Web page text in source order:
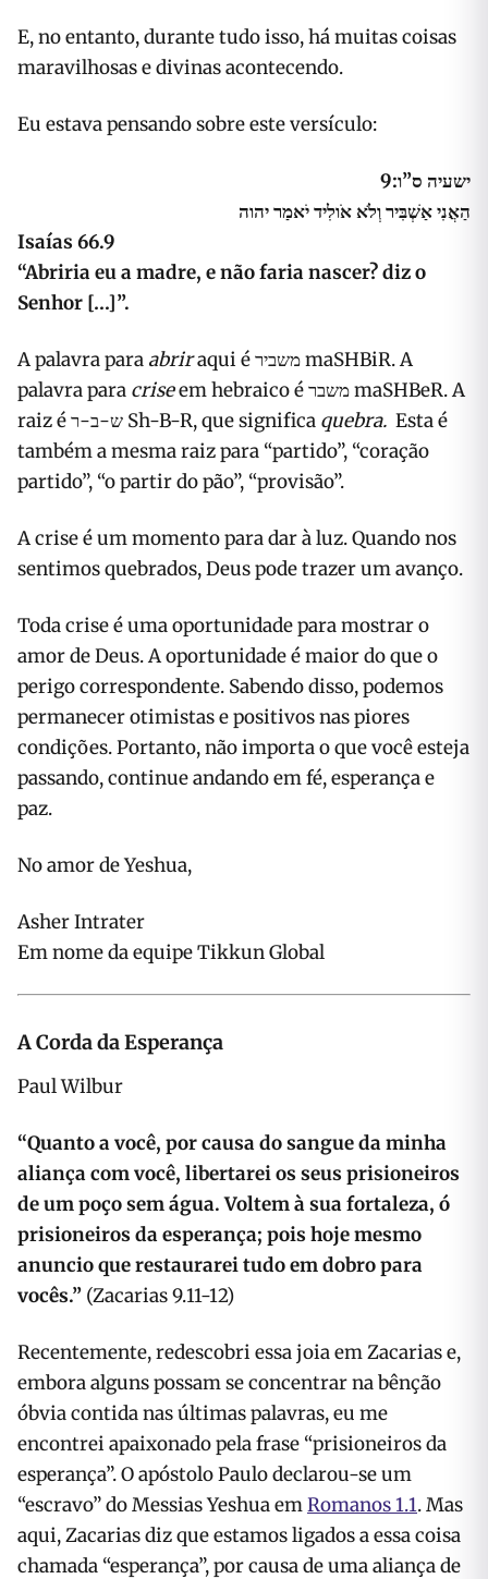
E, no entanto, durante tudo isso, há muitas coisas
maravilhosas e divinas acontecendo.
Eu estava pensando sobre este versículo:
ישעיה ס”ו:9
הַאֲנִי אַשְׁבִּיר וְלֹא אֹולִיד יֹאמַר יהוה
Isaías 66.9
“Abriria eu a madre, e não faria nascer? diz o
Senhor […]”.
A palavra para abriraqui éמשבירmaSHBiR. A
palavra para criseem hebraico éמשברmaSHBeR. A
raiz éש-ב-ר Sh-B-R, que significa quebra. Esta é
também a mesma raiz para “partido”, “coração
partido”, “o partir do pão”, “provisão”.
A crise é um momento para dar à luz. Quando nos
sentimos quebrados, Deus pode trazer um avanço.
Toda crise é uma oportunidade para mostrar o
amor de Deus. A oportunidade é maior do que o
perigo correspondente. Sabendo disso, podemos
permanecer otimistas e positivos nas piores
condições. Portanto, não importa o que você esteja
passando, continue andando em fé, esperança e
paz.
No amor de Yeshua,
Asher Intrater
Em nome da equipe Tikkun Global
A Corda da Esperança
Paul Wilbur
“Quanto a você, por causa do sangue da minha
aliança com você, libertarei os seus prisioneiros
de um poço sem água. Voltem à sua fortaleza, ó
prisioneiros da esperança; pois hoje mesmo
anuncio que restaurarei tudo em dobro para
vocês.” (Zacarias 9.11-12)
Recentemente, redescobri essa joia em Zacarias e,
embora alguns possam se concentrar na bênção
óbvia contida nas últimas palavras, eu me
encontrei apaixonado pela frase “prisioneiros da
esperança”. O apóstolo Paulo declarou-se um
“escravo” do Messias Yeshua emRomanos 1.1. Mas
aqui, Zacarias diz que estamos ligados a essa coisa
chamada “esperança”, por causa de uma aliança de